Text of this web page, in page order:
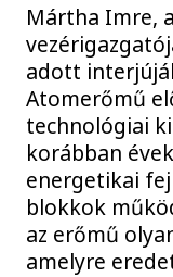
Mártha Imre,
adott
Atomerőmű
technológiai
korábban
energetikai
blokkok
az erőmű
amelyre